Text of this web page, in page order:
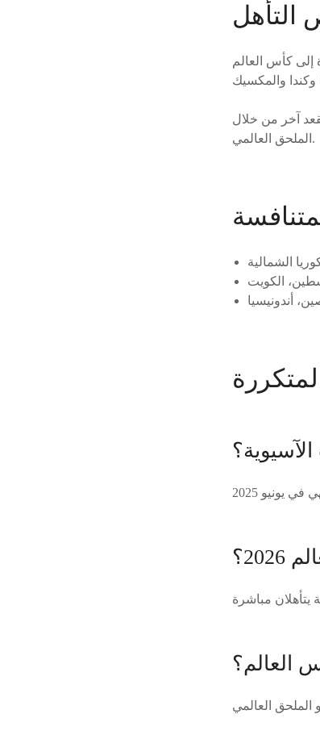
التأهل
مباشرة إلى كأس العالم
آخر من خلال
الملحق العالمي.
العالم؟